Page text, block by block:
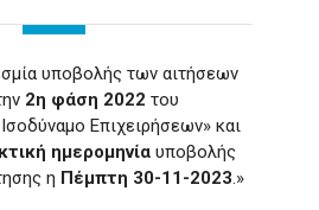
υποβολής των αιτήσεων
2η φάση 2022 του
Επιχειρήσεων» και
ημερομηνίαυποβολής
η Πέμπτη 30-11-2023.»